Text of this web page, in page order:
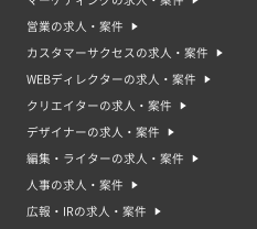
営業の求人・案件
カスタマーサクセスの求人・案件
WEBディレクターの求人・案件
クリエイターの求人・案件
デザイナーの求人・案件
編集・ライターの求人・案件
人事の求人・案件
広報・IRの求人・案件